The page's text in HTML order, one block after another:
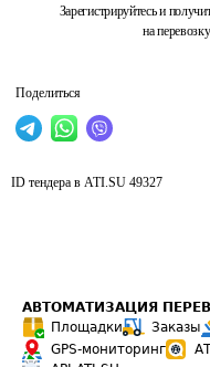
Зарегистрируйтесь и
на
Поделиться
ID тендера в ATI.SU 49327
АВТОМАТИЗАЦИЯ
Площадки
Заказы
GPS-мониторинг